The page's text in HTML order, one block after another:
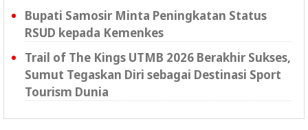
Bupati Samosir Minta Peningkatan Status
RSUD kepada Kemenkes
Trail of The Kings UTMB 2026 Berakhir Sukses,
Sumut Tegaskan Diri sebagai Destinasi Sport
Tourism Dunia